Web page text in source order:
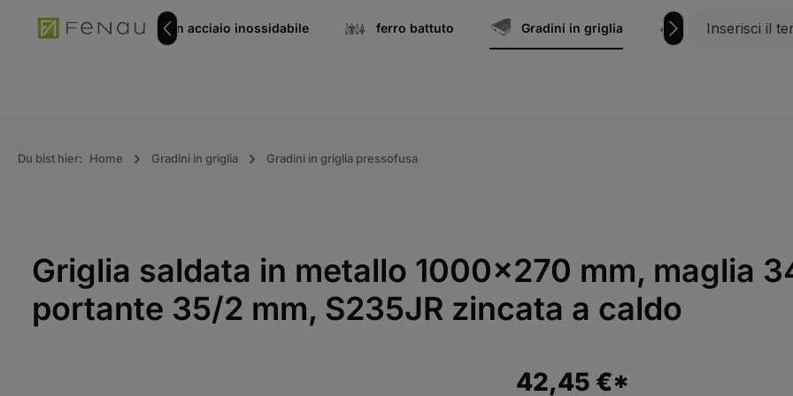
Vai alla navigazione principale
Componenti in acciaio inossidabile ferro battuto Gradini in griglia Grigliati
Du bist hier: Home Gradini in griglia Gradini in griglia pressofusa
Griglia saldata in metallo 1000x270 mm, maglia
portante 35/2 mm, S235JR zincata a caldo
42,45 €*